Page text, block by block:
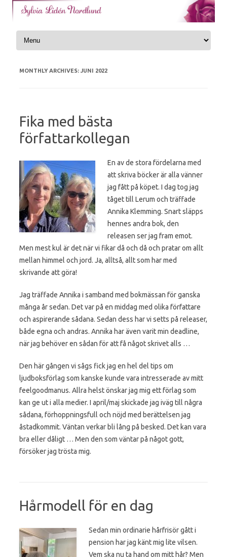
Skip to content
MONTHLY ARCHIVES: JUNI 2022
Fika med bästa
författarkollegan
En av de stora fördelarna med
att skriva böcker är alla vänner
jag fått på köpet. I dag tog jag
tåget till Lerum och träffade
Annika Klemming. Snart släpps
hennes andra bok, den
releasen ser jag fram emot.
Men mest kul är det när vi fikar då och då och pratar om allt
mellan himmel och jord. Ja, alltså, allt som har med
skrivande att göra!
Jag träffade Annika i samband med bokmässan för ganska
många år sedan. Det var på en middag med olika författare
och aspirerande sådana. Sedan dess har vi setts på releaser,
både egna och andras. Annika har även varit min deadline,
när jag behöver en sådan för att få något skrivet alls …
Den här gången vi sågs fick jag en hel del tips om
ljudboksförlag som kanske kunde vara intresserade av mitt
feelgoodmanus. Allra helst önskar jag mig ett förlag som
kan ge ut i alla medier. I april/maj skickade jag iväg till några
sådana, förhoppningsfull och nöjd med berättelsen jag
åstadkommit. Väntan verkar bli lång på besked. Det kan vara
bra eller dåligt … Men den som väntar på något gott,
försöker jag trösta mig.
Hårmodell för en dag
Sedan min ordinarie hårfrisör gått i
pension har jag känt mig lite vilsen.
Vem ska nu ta hand om mitt hår? Men